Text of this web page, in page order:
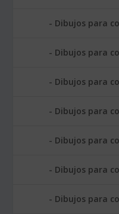
Dibujos para
Dibujos para
Dibujos para
Dibujos para
Dibujos para
Dibujos para
Dibujos para